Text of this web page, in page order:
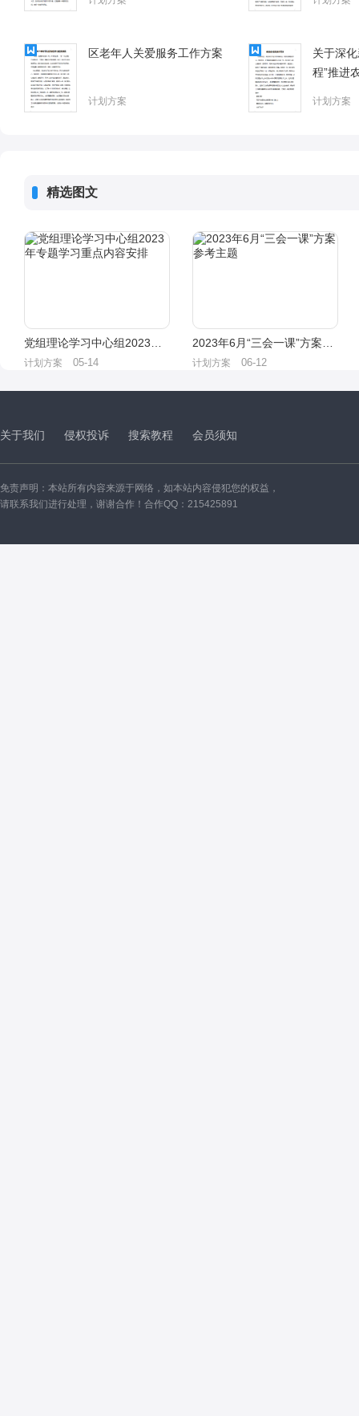
区老年人关爱服务工作方案
计划方案
关于深
程”推进
计划方案
精选图文
计划方案 05-14 计划方案 06-12
关于我们 侵权投诉 搜索教程 会员须知
免责声明：本站所有内容来源于网络，如本站内容侵犯您的权益，
请联系我们进行处理，谢谢合作！合作QQ：215425891